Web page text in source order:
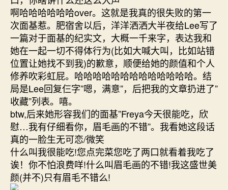
啊哈哈哈哈哈哈over。这就是我真的很失败的第一
次面基惹。肥宿舍以后，洋洋洒洒大半夜给Lee写了
一篇对于面基的纪实文，大概一千来字，表达我和
她在一起一切不得体行为(比如大喊大叫，比如站错
位置让她找不到我)的歉意，顺便给她的颜值和个人
修养吹彩虹屁。哈哈哈哈哈哈哈哈哈哈哈哈哈。结
局是Lee回复仨字”嗯，满意”，后把我的文章扔进了”
收藏”列表。嘻。
btw,后来她形容我们的面基”Freya今天很能吃，欣
慰…我有仔细看你，眉毛画的不错”。我看她这段话
真的一脸生无可恋/微笑
什么叫我很能吃!您点完菜您吃了两口就看着我吃了
诶！你不怕浪费咩!什么叫眉毛画的不错!我这盛世美
颜(并不)只有眉毛不错么!